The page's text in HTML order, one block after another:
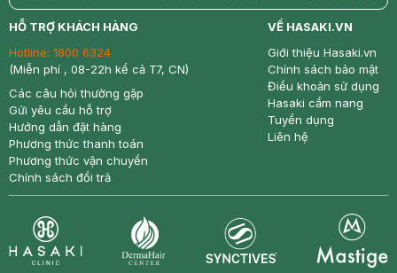
return nowfree price
HỖ TRỢ KHÁCH HÀNG
Hotline: 1800 6324
(Miễn phí , 08-22h kể cả T7, CN)
Các câu hỏi thường gặp
Gửi yêu cầu hỗ trợ
Hướng dẫn đặt hàng
Phương thức thanh toán
Phương thức vận chuyển
Chính sách đổi trả
VỀ HASAKI.VN
Giới thiệu Hasaki.vn
Chính sách bảo mật
Điều khoản sử dụng
Hasaki cẩm nang
Tuyển dụng
Liên hệ